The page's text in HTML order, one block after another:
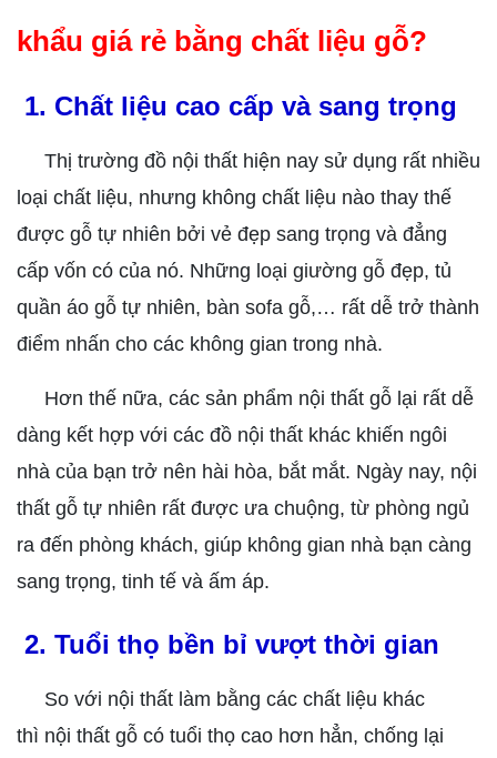
khẩu giá rẻ bằng chất liệu gỗ?
1. Chất liệu cao cấp và sang trọng
Thị trường đồ nội thất hiện nay sử dụng rất nhiều
loại chất liệu, nhưng không chất liệu nào thay thế
được gỗ tự nhiên bởi vẻ đẹp sang trọng và đẳng
cấp vốn có của nó. Những loại giường gỗ đẹp, tủ
quần áo gỗ tự nhiên, bàn sofa gỗ,… rất dễ trở thành
điểm nhấn cho các không gian trong nhà.
Hơn thế nữa, các sản phẩm nội thất gỗ lại rất dễ
dàng kết hợp với các đồ nội thất khác khiến ngôi
nhà của bạn trở nên hài hòa, bắt mắt. Ngày nay, nội
thất gỗ tự nhiên rất được ưa chuộng, từ phòng ngủ
ra đến phòng khách, giúp không gian nhà bạn càng
sang trọng, tinh tế và ấm áp.
2. Tuổi thọ bền bỉ vượt thời gian
So với nội thất làm bằng các chất liệu khác
thì nội thất gỗ có tuổi thọ cao hơn hẳn, chống lại